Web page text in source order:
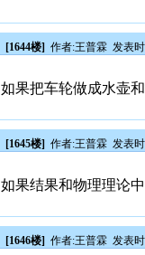
[1644楼] 作者:王普霖 发表
如果把车轮做成水壶
[1645楼] 作者:王普霖 发表
如果结果和物理理论
[1646楼] 作者:王普霖 发表